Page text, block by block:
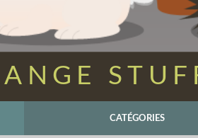
CATÉGORIES